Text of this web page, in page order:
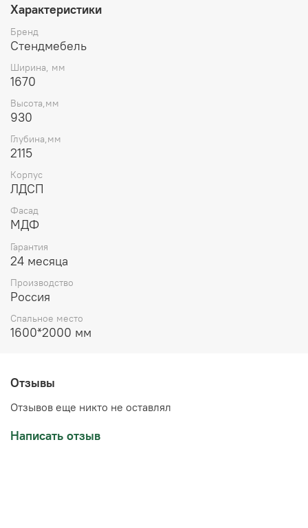
Характеристики
Бренд
Стендмебель
Ширина, мм
1670
Высота,мм
930
Глубина,мм
2115
Корпус
ЛДСП
Фасад
МДФ
Гарантия
24 месяца
Производство
Россия
Спальное место
1600*2000 мм
Отзывы
Отзывов еще никто не оставлял
Написать отзыв